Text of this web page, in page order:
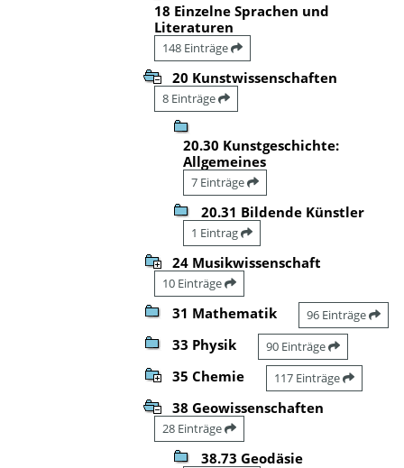
18 Einzelne Sprachen und
Literaturen
148 Einträge
20 Kunstwissenschaften
8 Einträge
20.30 Kunstgeschichte:
Allgemeines
7 Einträge
20.31 Bildende Künstler
1 Eintrag
24 Musikwissenschaft
10 Einträge
31 Mathematik 96 Einträge
33 Physik 90 Einträge
35 Chemie 117 Einträge
38 Geowissenschaften
28 Einträge
38.73 Geodäsie